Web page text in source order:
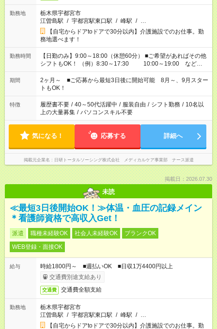
勤務地
栃木県宇都宮市
江曽島駅 / 宇都宮駅東口駅 / 峰駅 / …
【自宅からドアtoドアで30分以内】介護施設でのお仕事。勤
務地選べます！
勤務時間
【日勤のみ】9:00～18:00（休憩60分） ■ご希望があればその他
シフトもOK！ （例）8:30～17:30 10:00～19:00 など
「家族とお休みを合わせたい」 「できれば残業はしたくない」
など、あなたのご希望に沿ったお仕事をご紹介します！ ※Wワ
ーク希望の方へ 今ご覧のお仕事で希望する勤務時間と、もう1つ
のお仕事の勤務時間。 合計で週40時間を超える場合は応募でき
ません
期間
2ヶ月～ ■ご応募から最短3日後に開始可能 8月～、9月スター
トもOK！
特徴 履歴書不要 / 40～50代活躍中 / 服装自由 / シフト勤務 / 10名以
上の大量募集 / パソコンスキル不要
気になる！ 応募する 詳細へ
掲載元企業名 日研トータルソーシング株式会社 メディカルケア事業部 ナース派遣
掲載日：2026.07.30
未読
≪最短3日後開始OK！≫体温・血圧の記録メイン
＊看護師資格で高収入Get！
派遣 職種未経験OK 社会人未経験OK
ブランクOK
WEB登録・面接OK
給与
時給1800円～ ■週払いOK ■日収1万4400円以上
交通費別途支給あり
交通費 交通費全額支給
勤務地
栃木県宇都宮市
江曽島駅 / 宇都宮駅東口駅 / 峰駅 / …
【自宅からドアtoドアで30分以内】介護施設でのお仕事。勤